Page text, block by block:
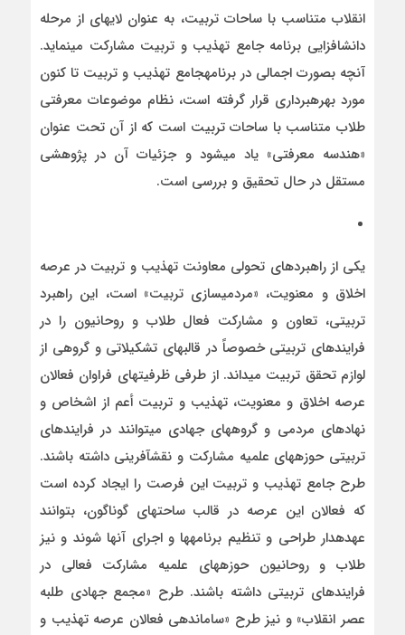
انقلاب متناسب با ساحات تربیت، به عنوان لایه­ای از مرحله
دانش­افزایی برنامه جامع تهذیب و تربیت مشارکت می­نماید.
آنچه بصورت اجمالی در برنامه­جامع تهذیب و تربیت تا کنون
مورد بهره­برداری قرار گرفته است، نظام موضوعات معرفتی
طلاب متناسب با ساحات تربیت است که از آن تحت عنوان
«هندسه معرفتی» یاد می­شود و جزئیات آن در پژوهشی
مستقل در حال تحقیق و بررسی است.
یکی از راهبردهای تحولی معاونت تهذیب و تربیت در عرصه
اخلاق و معنویت، «مردمی­سازی تربیت» است، این راهبرد
تربیتی، تعاون و مشارکت فعال طلاب و روحانیون را در
فرایندهای تربیتی خصوصاً در قالب­های تشکیلاتی و گروهی از
لوازم تحقق تربیت می­داند. از طرفی ظرفیت­های فراوان فعالان
عرصه اخلاق و معنویت، تهذیب و تربیت أعم از اشخاص و
نهادهای مردمی و گروه­های جهادی می­توانند در فرایندهای
تربیتی حوزه­های علمیه مشارکت و نقش­آفرینی داشته باشند.
طرح جامع تهذیب و تربیت این فرصت را ایجاد کرده است
که فعالان این عرصه در قالب ساحت­های گوناگون، بتوانند
عهده­دار طراحی و تنظیم برنامه­ها و اجرای آنها شوند و نیز
طلاب و روحانیون حوزه­های علمیه مشارکت فعالی در
فرایندهای تربیتی داشته باشند. طرح «مجمع جهادی طلبه
عصر انقلاب» و نیز طرح «ساماندهی فعالان عرصه تهذیب و